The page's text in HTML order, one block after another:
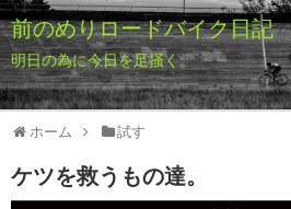
前のめりロードバイク日記
明日の為に今日を足掻く。
ホーム 試す
ケツを救うもの達。